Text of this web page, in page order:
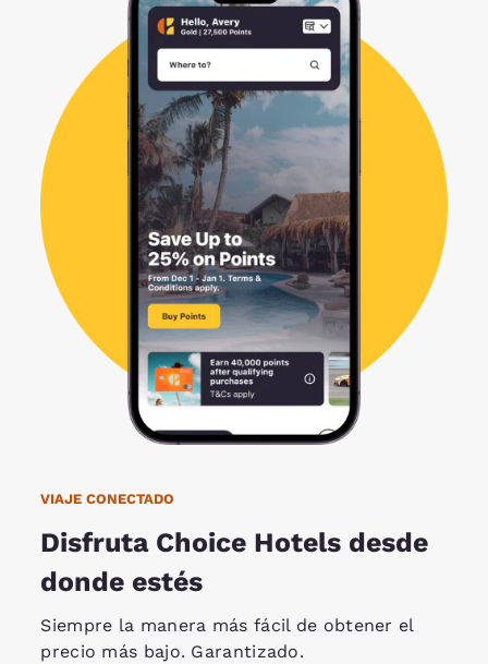
VIAJE CONECTADO
Disfruta Choice Hotels desde
donde estés
Siempre la manera más fácil de obtener el
precio más bajo. Garantizado.